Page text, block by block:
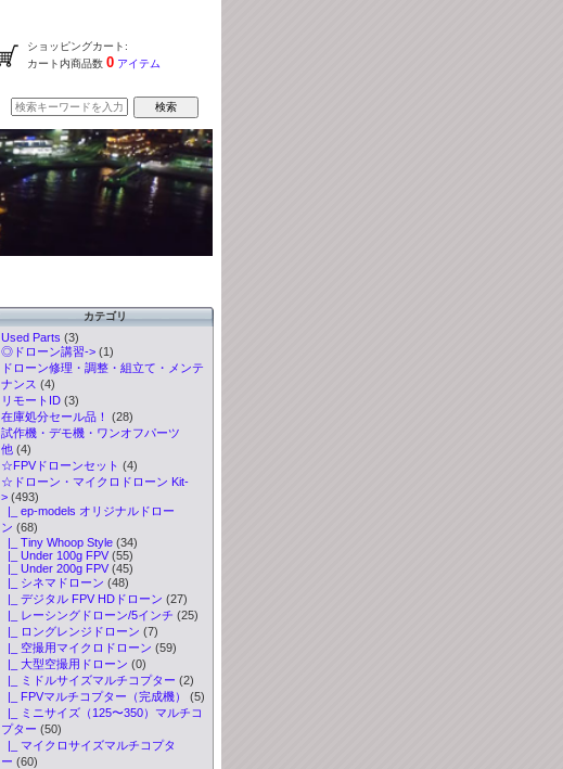
ショッピングカート:
カート内商品数 0アイテム
カテゴリ
Used Parts (3)
◎ドローン講習->(1)
ドローン修理・調整・組立て・メンテ
ナンス (4)
リモートID(3)
在庫処分セール品！
(28)
試作機・デモ機・ワンオフパーツ
他(4)
☆FPVドローンセット (4)
☆ドローン・マイクロドローン Kit-
>(493)
|_ ep-models オリジナルドロー
ン (68)
|_ Tiny Whoop Style(34)
|_ Under 100g FPV(55)
|_ Under 200g FPV(45)
|_ シネマドローン (48)
|_ デジタル FPV HDドローン (27)
|_ レーシングドローン/5インチ (25)
|_ ロングレンジドローン (7)
|_ 空撮用マイクロドローン (59)
|_ 大型空撮用ドローン (0)
|_ ミドルサイズマルチコプター (2)
|_ FPVマルチコプター（完成機）
(5)
|_ ミニサイズ（125〜350）マルチコ
プター (50)
|_ マイクロサイズマルチコプタ
ー (60)